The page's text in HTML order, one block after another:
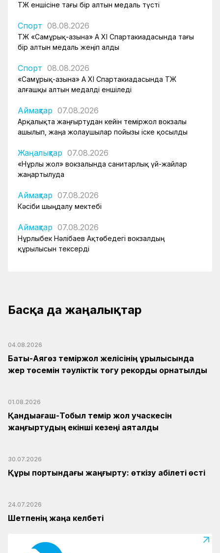
ҚТЖ еншісіне тағы бір алтын медаль түсті
Спорт 08.08.2026
ҚТЖ «Самұрық-Қазына» АҚ XI Спартакиадасында тағы
бір алтын медаль жеңіп алды
Спорт 08.08.2026
«Самұрық-Қазына» АҚ XI Спартакиадасында ҚТЖ
алғашқы алтын медалді еншіледі
Аймақтар 07.08.2026
Арқалықта жаңғыртудан кейін теміржол вокзалы
ашылып, жаңа жолаушылар пойызы іске қосылды
Жаңалықтар 07.08.2026
«Нұрлы жол» вокзалында санитарлық үй-жайлар
жаңартылуда
Аймақтар 07.08.2026
Кәсіби шыңдалу мектебі
Аймақтар 07.08.2026
Нұрлыбек Нәлібаев Ақтөбедегі вокзалдың
құрылысын тексерді
Басқа да жаңалықтар
04.08.2026
Бақты-Аягөз теміржол желісінің құрылысында
жер төсемін тәуліктік төгу рекорды орнатылды
01.08.2026
Қандыағаш-Тобыл темір жол учаскесін
жаңғыртудың екінші кезеңі аяқталды
30.07.2026
Құрық портындағы жаңғырту: өткізу қабілеті өсті
24.07.2026
Шетпенің жаңа келбеті